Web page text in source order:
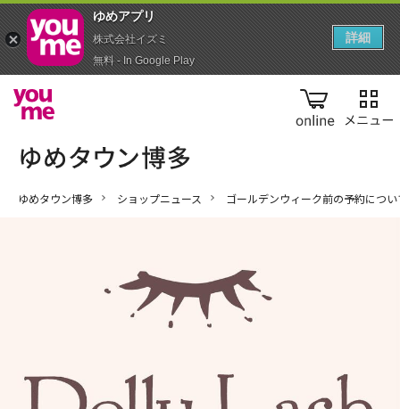
online
ゆめタウン博多 ショップニュース ゴールデンウィーク前の予約につい
ゆめアプ‪リ‬
株式会社イズミ
無料 - In Google Play
詳細